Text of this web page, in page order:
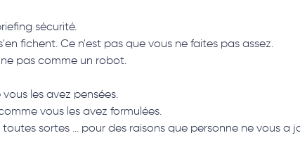
sécurité.
fichent. Ce n'est pas que vous ne faites pas assez.
pas comme un robot.
les avez pensées.
vous les avez formulées.
toutes sortes ... pour des raisons que personne ne vous a